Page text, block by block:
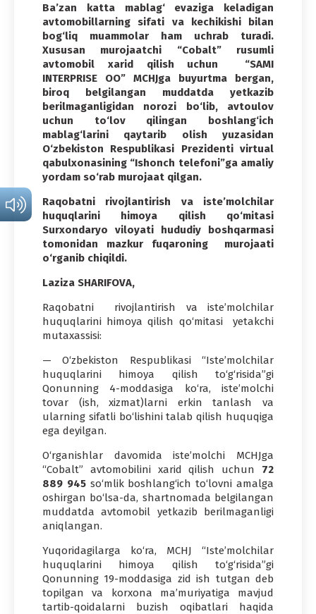
Ba’zan katta mablag‘ evaziga keladigan
avtomobillarning sifati va kechikishi bilan
bog‘liq muammolar ham uchrab turadi.
Xususan murojaatchi “Cobalt” rusumli
avtomobil xarid qilish uchun “SAMI
INTERPRISE OO” MCHJga buyurtma bergan,
biroq belgilangan muddatda yetkazib
berilmaganligidan norozi bo‘lib, avtoulov
uchun to‘lov qilingan boshlang‘ich
mablag‘larini qaytarib olish yuzasidan
O‘zbekiston Respublikasi Prezidenti virtual
qabulxonasining “Ishonch telefoni”ga amaliy
yordam so‘rab murojaat qilgan.
Raqobatni rivojlantirish va iste’molchilar
huquqlarini himoya qilish qo‘mitasi
Surxondaryo viloyati hududiy boshqarmasi
tomonidan mazkur fuqaroning murojaati
o‘rganib chiqildi.
Laziza SHARIFOVA,
Raqobatni rivojlantirish va iste’molchilar
huquqlarini himoya qilish qo‘mitasi yetakchi
mutaxassisi:
— O‘zbekiston Respublikasi “Iste’molchilar
huquqlarini himoya qilish to‘g‘risida”gi
Qonunning 4-moddasiga ko‘ra, iste’molchi
tovar (ish, xizmat)larni erkin tanlash va
ularning sifatli bo‘lishini talab qilish huquqiga
ega deyilgan.
O‘rganishlar davomida iste’molchi MCHJga
“Cobalt” avtomobilini xarid qilish uchun 72
889 945so‘mlik boshlang‘ich to‘lovni amalga
oshirgan bo‘lsa-da, shartnomada belgilangan
muddatda avtomobil yetkazib berilmaganligi
aniqlangan.
Yuqoridagilarga ko‘ra, MCHJ “Iste’molchilar
huquqlarini himoya qilish to‘g‘risida”gi
Qonunning 19-moddasiga zid ish tutgan deb
topilgan va korxona ma’muriyatiga mavjud
tartib-qoidalarni buzish oqibatlari haqida